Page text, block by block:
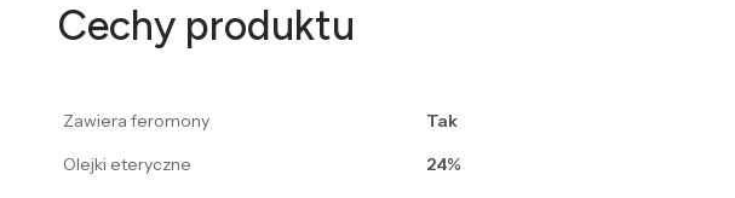
Cechy produktu
Zawiera feromony Tak
Olejki eteryczne
24%